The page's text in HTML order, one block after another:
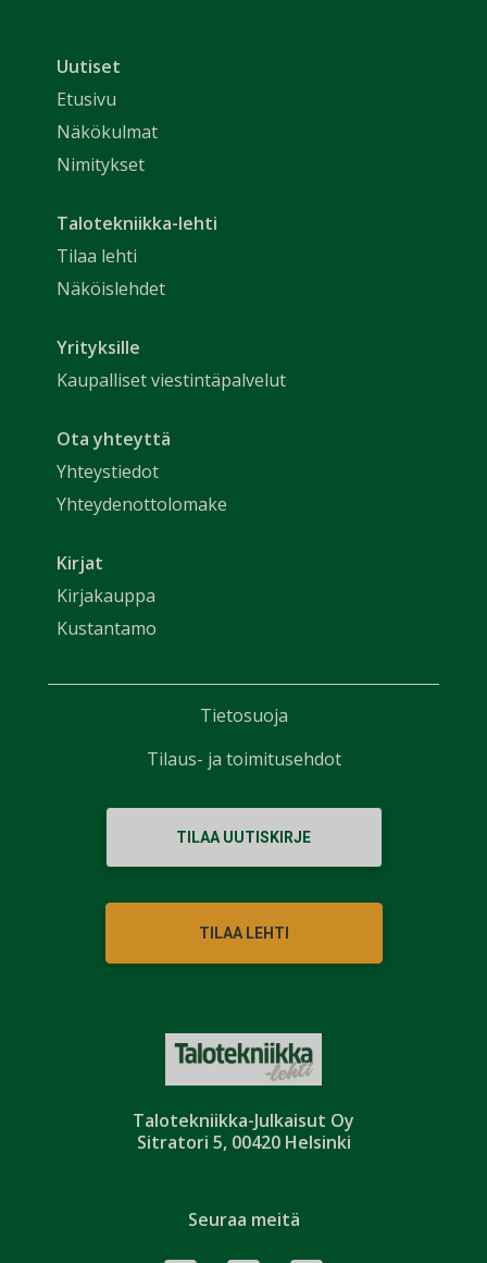
Talotekniikka-Julkaisut Oy
Sitratori 5, 00420 Helsinki
Uutiset
Etusivu
Näkökulmat
Nimitykset
Talotekniikka-lehti
Tilaa lehti
Näköislehdet
Yrityksille
Kaupalliset viestintäpalvelut
Ota yhteyttä
Yhteystiedot
Yhteydenottolomake
Kirjat
Kirjakauppa
Kustantamo
TILAA UUTISKIRJE
TILAA LEHTI
Seuraa meitä
Tietosuoja
Tilaus- ja toimitusehdot